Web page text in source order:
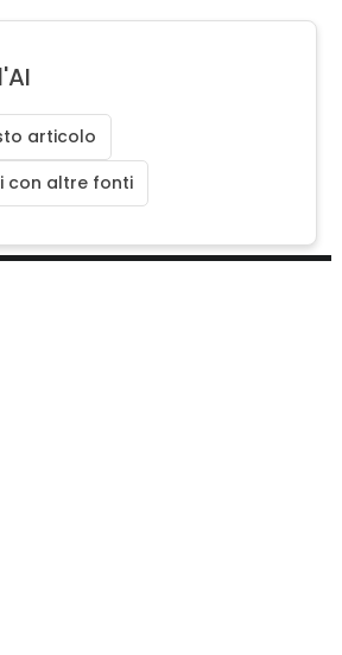
articolo
con altre fonti